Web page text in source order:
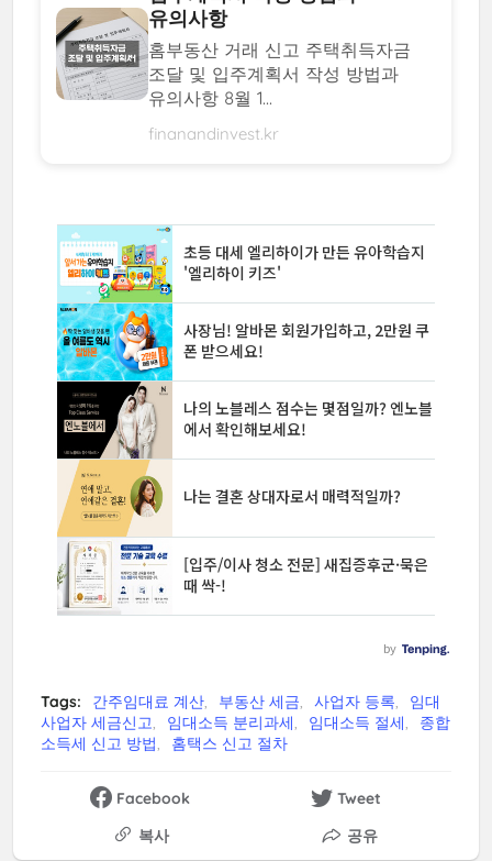
유의사항
홈부동산 거래 신고 주택취득자금
조달 및 입주계획서 작성 방법과
유의사항 8월 1...
finanandinvest.kr
Tags: 간주임대료 계산 부동산 세금 사업자 등록
임대
사업자 세금신고
임대소득 분리과세 임대소득 절세
종합
소득세 신고 방법
홈택스 신고 절차
Facebook
Tweet
복사
공유